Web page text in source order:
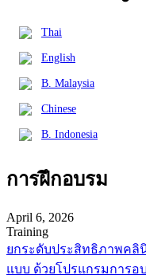
Thai
English
B. Malaysia
Chinese
B. Indonesia
การฝึกอบรม
April 6, 2026
Training
ยกระดับประสิทธิภาพคลิ
แบบ ด้วยโปรแกรมการอบ